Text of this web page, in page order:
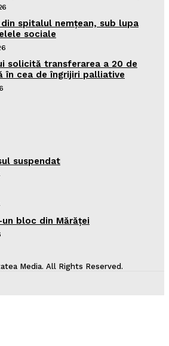
spitalul nemţean, sub lupa
sociale
solicită transferarea a 20 de
în cea de îngrijiri palliative
suspendat
bloc din Mărăţei
Media. All Rights Reserved.